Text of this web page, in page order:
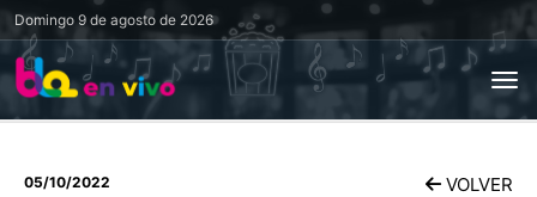
Domingo 9 de agosto de 2026
05/10/2022 VOLVER